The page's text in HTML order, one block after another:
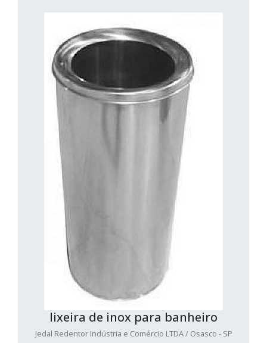
lixeira de inox para banheiro
Jedal Redentor Indústria e Comércio LTDA / Osasco - SP